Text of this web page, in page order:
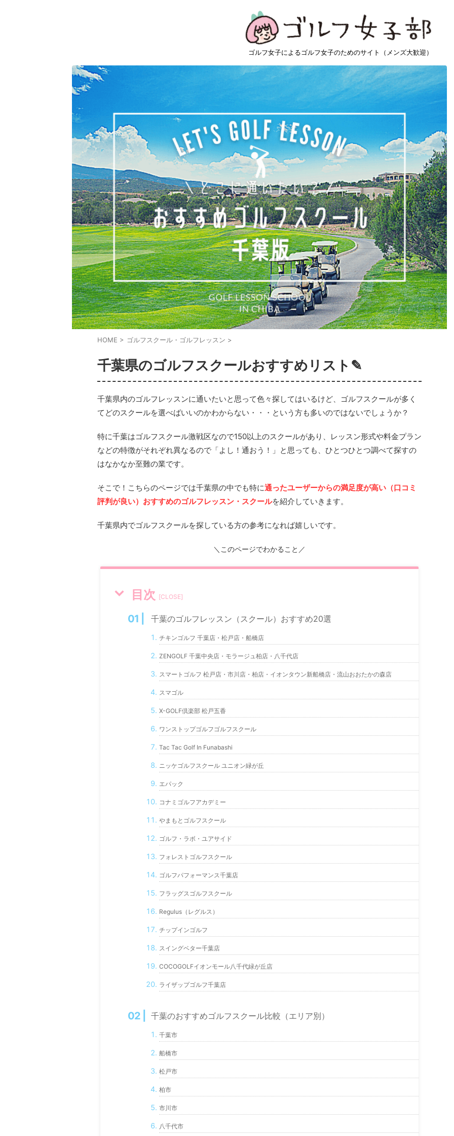
ゴルフ女子によるゴルフ女子のためのサイト（メンズ大歓迎）
HOME > ゴルフスクール・ゴルフレッスン >
千葉県のゴルフスクールおすすめリスト✎
千葉県内のゴルフレッスンに通いたいと思って色々探してはいるけど、ゴルフスクールが多く
てどのスクールを選べばいいのかわからない・・・という方も多いのではないでしょうか？
特に千葉はゴルフスクール激戦区なので150以上のスクールがあり、レッスン形式や料金プラン
などの特徴がそれぞれ異なるので「よし！通おう！」と思っても、ひとつひとつ調べて探すの
はなかなか至難の業です。
そこで！こちらのページでは千葉県の中でも特に通ったユーザーからの満足度が高い（口コミ
評判が良い）おすすめのゴルフレッスン・スクールを紹介していきます。
千葉県内でゴルフスクールを探している方の参考になれば嬉しいです。
＼このページでわかること／
目次 [CLOSE]
千葉のゴルフレッスン（スクール）おすすめ20選
チキンゴルフ 千葉店・松戸店・船橋店
ZENGOLF 千葉中央店・モラージュ柏店・八千代店
スマートゴルフ 松戸店・市川店・柏店・イオンタウン新船橋店・流山おおたかの森店
スマゴル
X-GOLF倶楽部 松戸五香
ワンストップゴルフゴルフスクール
Tac Tac Golf In Funabashi
ニッケゴルフスクール ユニオン緑が丘
エパック
コナミゴルフアカデミー
やまもとゴルフスクール
ゴルフ・ラボ・ユアサイド
フォレストゴルフスクール
ゴルフパフォーマンス千葉店
フラッグスゴルフスクール
Regulus（レグルス）
チップインゴルフ
スイングベター千葉店
COCOGOLFイオンモール八千代緑が丘店
ライザップゴルフ千葉店
千葉のおすすめゴルフスクール比較（エリア別）
千葉市
船橋市
松戸市
柏市
市川市
八千代市